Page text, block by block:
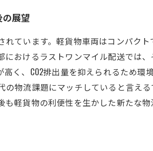
展望
ています。軽貨物車両はコンパク
おけるラストワンマイル配送では
く、CO2排出量を抑えられるため
物流課題にマッチしていると言え
軽貨物の利便性を生かした新たな